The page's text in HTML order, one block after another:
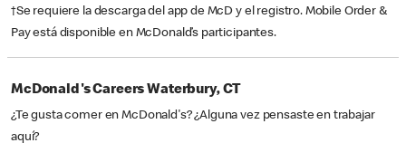
†Se requiere la descarga del app de McD y el registro. Mobile Order &
Pay está disponible en McDonald’s participantes.
McDonald's Careers Waterbury, CT
¿Te gusta comer en McDonald's? ¿Alguna vez pensaste en trabajar
aquí?